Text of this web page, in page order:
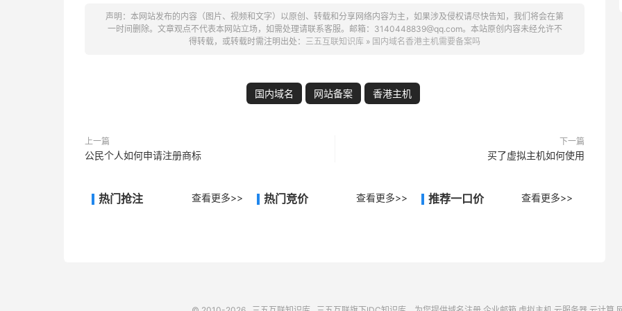
声明：本网站发布的内容（图片、视频和文字）以原创、转载和分享网络内容为主，如果涉及侵权请尽快告知，我们将会在第
一时间删除。文章观点不代表本网站立场，如需处理请联系客服。邮箱：3140448839@qq.com。本站原创内容未经允许不
得转载，或转载时需注明出处： 三五互联知识库 » 国内域名香港主机需要备案吗
国内域名 网站备案 香港主机
上一篇
公民个人如何申请注册商标
下一篇
买了虚拟主机如何使用
热门抢注 查看更多>> 热门竞价 查看更多>> 推荐一口价 查看更多>>